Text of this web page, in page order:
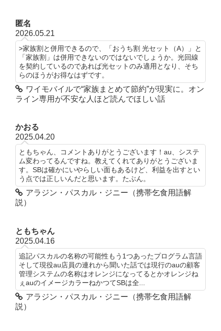
匿名
2026.05.21
>家族割と併用できるので、「おうち割 光セット（A）」と
「家族割」は併用できないのではないでしょうか。光回線
を契約しているのであれば光セットのみ適用となり、そち
らのほうがお得なはずです。
ワイモバイルで“家族まとめて節約”が現実に。オン
ライン専用が不安な人ほど読んでほしい話
かおる
2025.04.20
ともちゃん、コメントありがとうございます！au、システ
ム変わってるんですね。教えてくれてありがとうございま
す。SBは確かにいやらしい面もあるけど、利益を出すとい
う点では正しいんだと思います。たぶん。
アラジン・パスカル・ジニー（携帯乞食用語解
説）
ともちゃん
2025.04.16
追記パスカルの名称の可能性もう1つあったプログラム言語
そして現役au店員の連れから聞いた話では現行のauの顧客
管理システムの名称はオレンジになってるとかオレンジね
ぇauのイメージカラーねかつてSBは全...
アラジン・パスカル・ジニー（携帯乞食用語解
説）